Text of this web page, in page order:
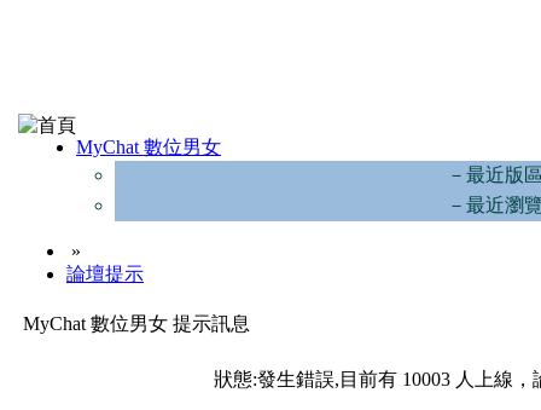
MyChat 數位男女
－最近版
－最近瀏
»
論壇提示
MyChat 數位男女 提示訊息
狀態:發生錯誤,目前有 10003 人上線